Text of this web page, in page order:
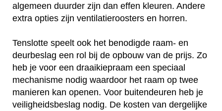
algemeen duurder zijn dan effen kleuren. Andere
extra opties zijn ventilatieroosters en horren.
Tenslotte speelt ook het benodigde raam- en
deurbeslag een rol bij de opbouw van de prijs. Zo
heb je voor een draaikiepraam een speciaal
mechanisme nodig waardoor het raam op twee
manieren kan openen. Voor buitendeuren heb je
veiligheidsbeslag nodig. De kosten van dergelijke